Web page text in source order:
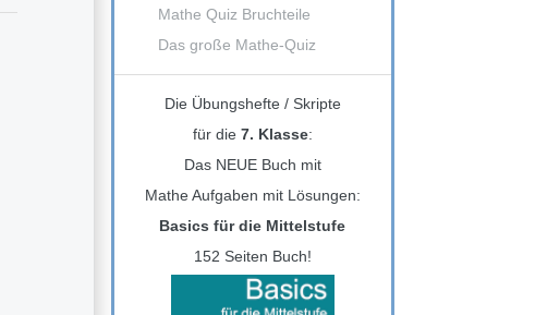
Mathe Quiz Bruchteile
Das große Mathe-Quiz
Die Übungshefte / Skripte
für die 7. Klasse:
Das NEUE Buch mit
Mathe Aufgaben mit Lösungen:
Basics für die Mittelstufe
152 Seiten Buch!